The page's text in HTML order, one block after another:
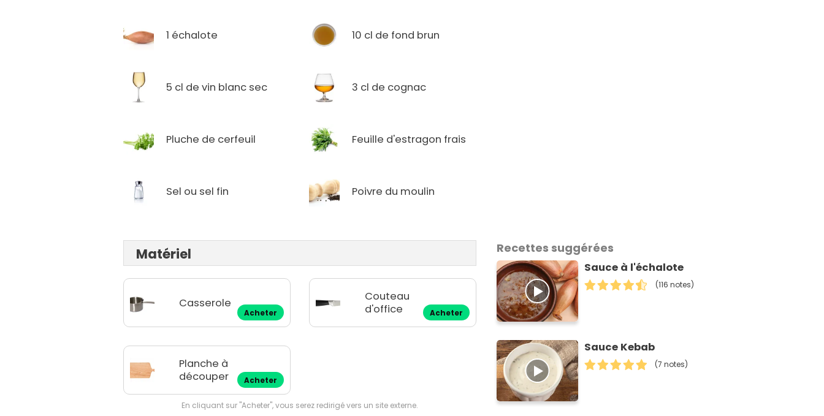
1 échalote 10 cl de fond brun
5 cl de vin blanc sec 3 cl de cognac
Pluche de cerfeuil Feuille d'estragon frais
Sel ou sel fin Poivre du moulin
Matériel
Casserole
Acheter
Couteau
d'office
Acheter
Planche à
découper
Acheter
En cliquant sur "Acheter", vous serez redirigé vers un site externe.
Recettes suggérées
Sauce à l'échalote
(116 notes)
Sauce Kebab
(7 notes)